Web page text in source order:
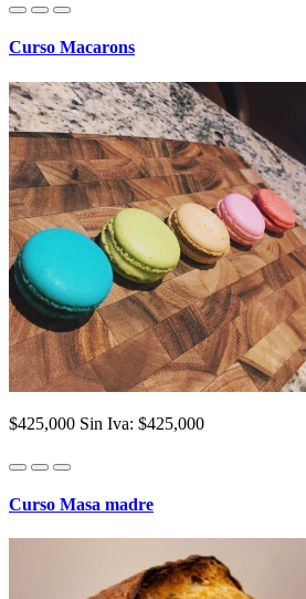
Curso Macarons
$425,000 Sin Iva: $425,000
Curso Masa madre